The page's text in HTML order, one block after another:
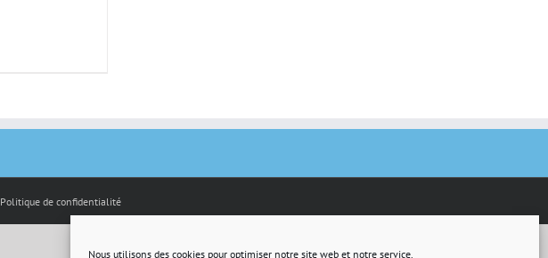
Nous utilisons des cookies pour optimiser notre site web et notre service.
Politique de confidentialité